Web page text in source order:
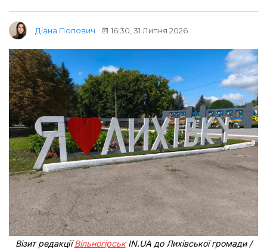
Діана Попович 16:30, 31 Липня 2026
Візит редакціїВільногірськIN.UA до Лихівської громади /